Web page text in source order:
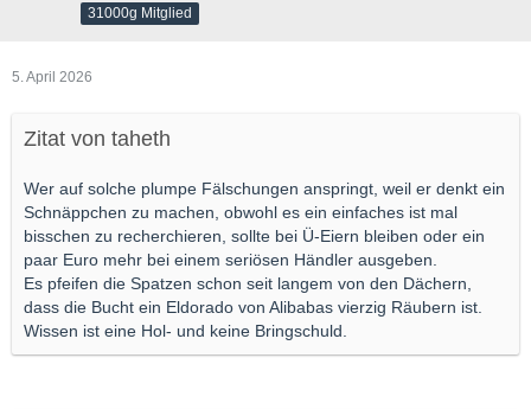
31000g Mitglied
5. April 2026
Zitat von taheth
Wer auf solche plumpe Fälschungen anspringt, weil er denkt ein
Schnäppchen zu machen, obwohl es ein einfaches ist mal
bisschen zu recherchieren, sollte bei Ü-Eiern bleiben oder ein
paar Euro mehr bei einem seriösen Händler ausgeben.
Es pfeifen die Spatzen schon seit langem von den Dächern,
dass die Bucht ein Eldorado von Alibabas vierzig Räubern ist.
Wissen ist eine Hol- und keine Bringschuld.